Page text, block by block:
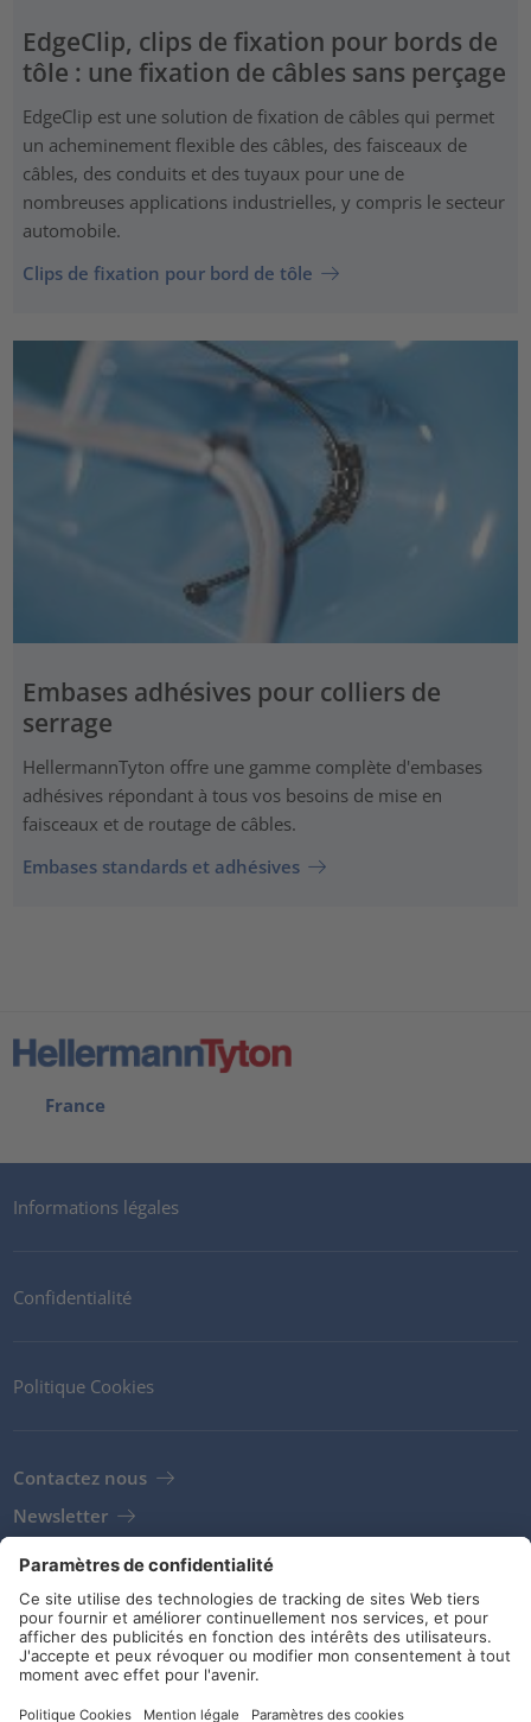
EdgeClip, clips de fixation pour bords de
tôle : une fixation de câbles sans perçage
EdgeClip est une solution de fixation de câbles qui permet
un acheminement flexible des câbles, des faisceaux de
câbles, des conduits et des tuyaux pour une de
nombreuses applications industrielles, y compris le secteur
automobile.
Clips de fixation pour bord de tôle
Embases adhésives pour colliers de
serrage
HellermannTyton offre une gamme complète d'embases
adhésives répondant à tous vos besoins de mise en
faisceaux et de routage de câbles.
Embases standards et adhésives
France
Informations légales
Confidentialité
Politique Cookies
Contactez nous
Newsletter
Clients
Fournisseurs
Conditions de stockage